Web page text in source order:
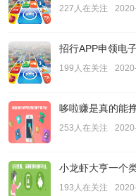
227人在关注
招行APP申领电
199人在关注
哆啦赚是真的能
253人在关注
小龙虾大亨一个
193人在关注